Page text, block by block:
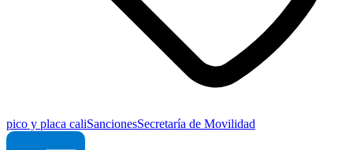
pico y placa caliSancionesSecretaría de Movilidad